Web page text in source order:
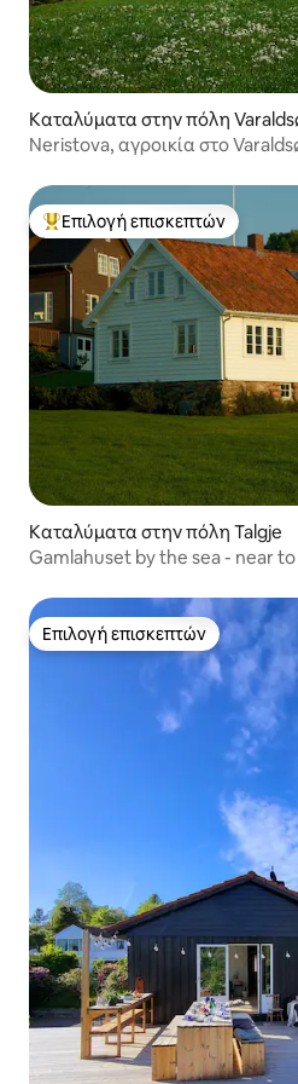
Καταλύματα στην πόλη
Neristova, αγροικία στο
Κορυφαία επιλογή επισκεπτών
Επιλογή επισκεπτών
Καταλύματα στην πόλη Talgje
Gamlahuset by the sea - near
Επιλογή επισκεπτών
Επιλογή επισκεπτών